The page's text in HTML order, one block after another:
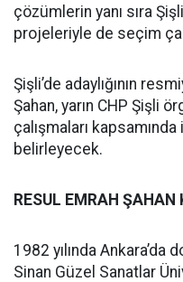
çözümlerin yanı sıra
projeleriyle de seçim
Şişli’de adaylığının
Şahan, yarın CHP Şişli
çalışmaları
belirleyecek.
RESUL EMRAH ŞAHAN
1982 yılında Ankara’da
Sinan Güzel Sanatlar